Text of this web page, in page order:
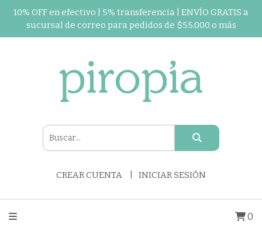
10% OFF en efectivo | 5% transferencia | ENVÍO GRATIS a
sucursal de correo para pedidos de $55.000 o más
CREAR CUENTA INICIAR SESIÓN
0